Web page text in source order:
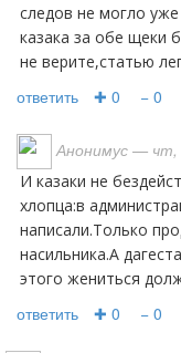
следов не могло
казака за обе щеки
не верите,статью
ответить ✚ 0 − 0
Анонимус — чт,
И казаки не бездействовали.Встали на защиту своего
хлопца:в
написали.Только
насильника.А
этого жениться
ответить ✚ 0 − 0